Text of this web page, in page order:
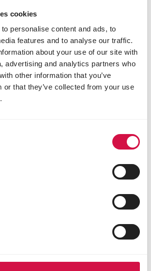
cookies
personalise content and ads, to
features and to analyse our traffic.
about your use of our site with
advertising and analytics partners who
other information that you’ve
or that they’ve collected from your use
extrudierter
Brieftaube
Aufnahme und verbesserte
von Viren, Bakterien
Pellets, die weniger
deaktiviert antinutritive
aus Hülsenfrüchten.
und Qualität der Pellets zu
von Versele-Laga erhalten
essenziellen Nährstoffe, die sie für